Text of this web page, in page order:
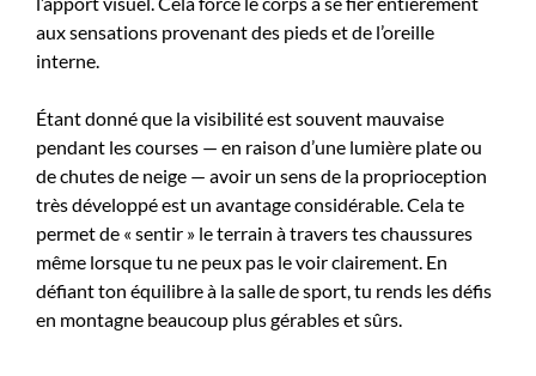
aux sensations provenant des pieds et de l’oreille
interne.
Étant donné que la visibilité est souvent mauvaise
pendant les courses — en raison d’une lumière plate ou
de chutes de neige — avoir un sens de la proprioception
très développé est un avantage considérable. Cela te
permet de « sentir » le terrain à travers tes chaussures
même lorsque tu ne peux pas le voir clairement. En
défiant ton équilibre à la salle de sport, tu rends les défis
en montagne beaucoup plus gérables et sûrs.